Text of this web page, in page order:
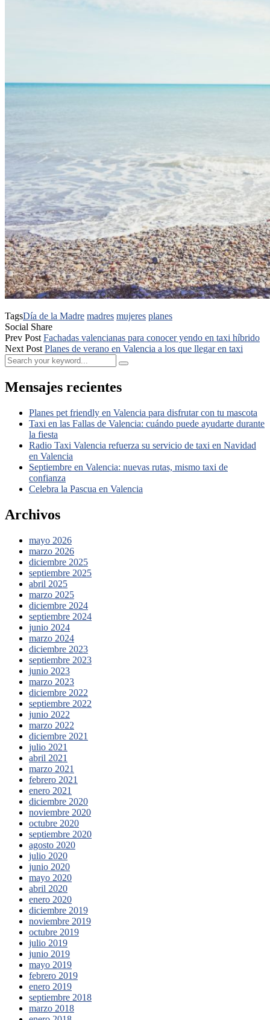
TagsDía de la Madre madres mujeres planes
Social Share
Prev Post Fachadas valencianas para conocer yendo en taxi híbrido
Next Post Planes de verano en Valencia a los que llegar en taxi
Mensajes recientes
Planes pet friendly en Valencia para disfrutar con tu mascota
Taxi en las Fallas de Valencia: cuándo puede ayudarte durante
la fiesta
Radio Taxi Valencia refuerza su servicio de taxi en Navidad
en Valencia
Septiembre en Valencia: nuevas rutas, mismo taxi de
confianza
Celebra la Pascua en Valencia
Archivos
mayo 2026
marzo 2026
diciembre 2025
septiembre 2025
abril 2025
marzo 2025
diciembre 2024
septiembre 2024
junio 2024
marzo 2024
diciembre 2023
septiembre 2023
junio 2023
marzo 2023
diciembre 2022
septiembre 2022
junio 2022
marzo 2022
diciembre 2021
julio 2021
abril 2021
marzo 2021
febrero 2021
enero 2021
diciembre 2020
noviembre 2020
octubre 2020
septiembre 2020
agosto 2020
julio 2020
junio 2020
mayo 2020
abril 2020
enero 2020
diciembre 2019
noviembre 2019
octubre 2019
julio 2019
junio 2019
mayo 2019
febrero 2019
enero 2019
septiembre 2018
marzo 2018